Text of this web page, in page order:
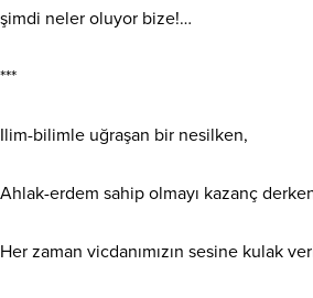
şimdi neler oluyor bize!…
***
Ilim-bilimle uğraşan bir nesilken,
Ahlak-erdem sahip olmayı kazanç
Her zaman vicdanımızın sesine kulak